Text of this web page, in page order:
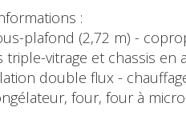
:
plafond (2,72 m) -
triple-vitrage et chassis
double flux -
four, four à